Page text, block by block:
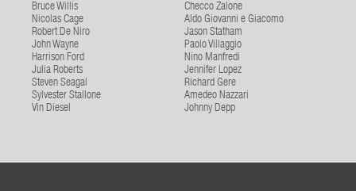
Bruce Willis
Checco Zalone
Nicolas Cage
Aldo Giovanni e Giacomo
Robert De Niro
Jason Statham
John Wayne
Paolo Villaggio
Harrison Ford
Nino Manfredi
Julia Roberts
Jennifer Lopez
Steven Seagal
Richard Gere
Sylvester Stallone
Amedeo Nazzari
Vin Diesel
Johnny Depp